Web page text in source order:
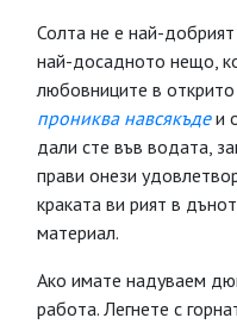
Солта не е най-добрият
най-досадното нещо,
любовниците в
прониква навсякъде и
дали сте във водата,
прави онези
краката ви рият в
материал.
Ако имате надуваем
работа. Легнете с